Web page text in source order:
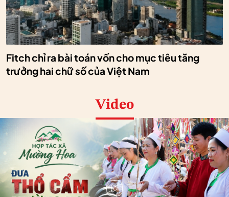
Fitch chỉ ra bài toán vốn cho mục tiêu tăng
trưởng hai chữ số của Việt Nam
Video